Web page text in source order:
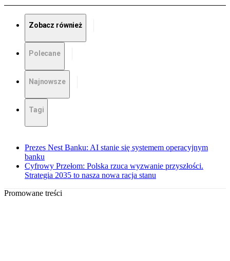
Zobacz również
Polecane
Najnowsze
Tagi
Prezes Nest Banku: AI stanie się systemem operacyjnym
banku
Cyfrowy Przełom: Polska rzuca wyzwanie przyszłości.
Strategia 2035 to nasza nowa racja stanu
Promowane treści